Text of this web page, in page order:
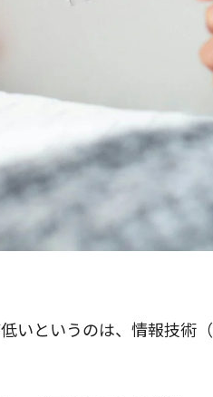
いというのは、情報技術